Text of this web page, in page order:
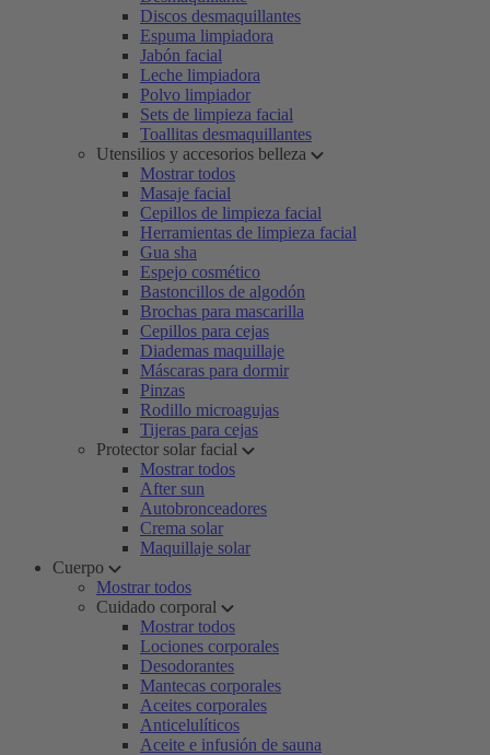
Discos desmaquillantes
Espuma limpiadora
Jabón facial
Leche limpiadora
Polvo limpiador
Sets de limpieza facial
Toallitas desmaquillantes
Utensilios y accesorios belleza
Mostrar todos
Masaje facial
Cepillos de limpieza facial
Herramientas de limpieza facial
Gua sha
Espejo cosmético
Bastoncillos de algodón
Brochas para mascarilla
Cepillos para cejas
Diademas maquillaje
Máscaras para dormir
Pinzas
Rodillo microagujas
Tijeras para cejas
Protector solar facial
Mostrar todos
After sun
Autobronceadores
Crema solar
Maquillaje solar
Cuerpo
Mostrar todos
Cuidado corporal
Mostrar todos
Lociones corporales
Desodorantes
Mantecas corporales
Aceites corporales
Anticelulíticos
Aceite e infusión de sauna